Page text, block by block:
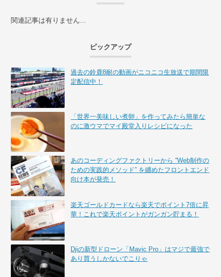
関連記事は有りません...
ピックアップ
過去の鈴鹿8耐の動画がニコニコ生放送で期間限
定配信中！
「世界一美味しい煮卵」を作ってみたら簡単な
のに激ウマでマイ殿堂入りレシピになった
あのコーディングファクトリーから ”Web制作の
ための実践的メソッド” を纏めたフロントエンド
向け本が発売！
楽天ゴールドカードなら楽天でポイント7倍に昇
華！これで楽天ポイントがガンガン貯まる！
Djiの新型ドローン「Mavic Pro」はマジで最強で
あり買うしかないでこりゃ